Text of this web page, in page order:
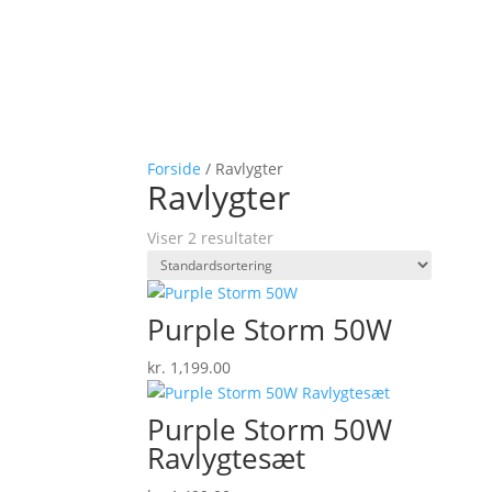
Forside / Ravlygter
Ravlygter
Viser 2 resultater
Purple Storm 50W
kr. 1,199.00
Purple Storm 50W
Ravlygtesæt